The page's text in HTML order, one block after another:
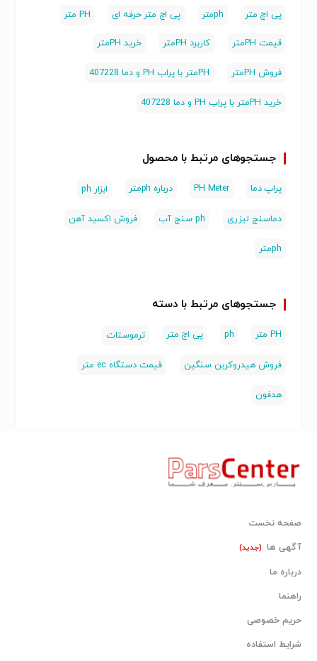
ضخامت سنج
نیرو سنج
گوس متر الکتریکی مغناطیسی
متر لیزری
میکروسکوپ
استروب اسکوپ
پی اچ متر phمتر پی اچ متر حرفه ای PH متر
قیمت PHمتر کاربرد PHمتر خرید PHمتر
فروش PHمتر PHمتر با پراب PH و دما 407228
خرید PHمتر با پراب PH و دما 407228
جستجوهای مرتبط با محصول
پراپ دما PH Meter درباره phمتر ابزار ph
دماسنج لیزری ph سنج آب فروش اکسید آهن
phمتر
جستجوهای مرتبط با دسته
PH متر ph پی اچ متر ترموستات
فروش هیدروکربن سنگین قیمت دستگاه ec متر
هدفون
صفحه نخست
آگهی ها (جدید)
درباره ما
راهنما
حریم خصوصی
شرایط استفاده